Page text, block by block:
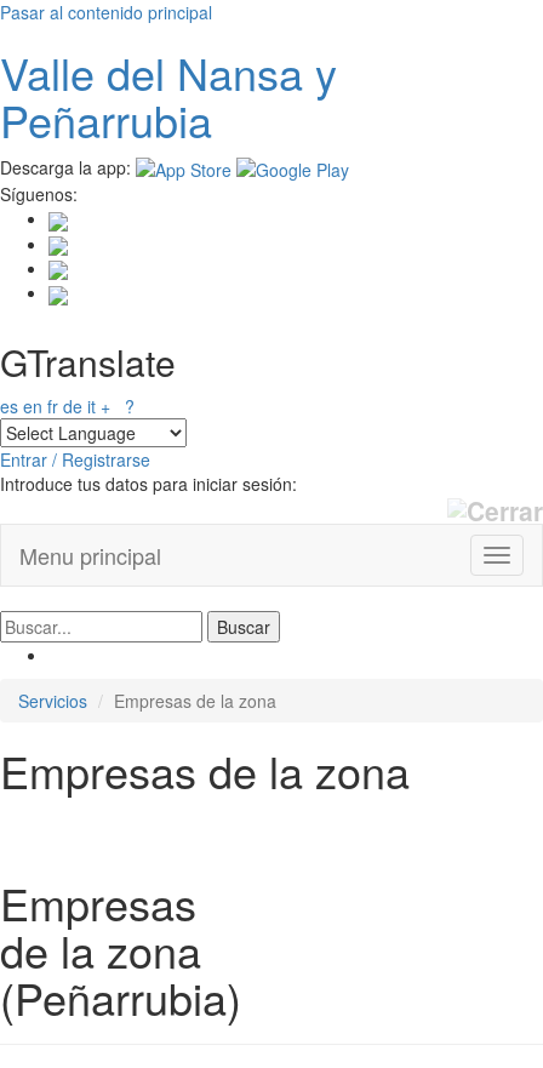
Pasar al contenido principal
Valle del Nansay
Peñarrubia
Descarga la app:
Síguenos:
GTranslate
es en fr de it + ?
Entrar / Registrarse
Introduce tus datos para iniciar sesión:
Menu principal
Servicios Empresas de la zona
Empresas de la zona
Empresas
de la zona
(Peñarrubia)